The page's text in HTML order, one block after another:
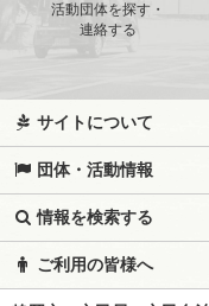
活動団体を探す・
連絡する
サイトについて
団体・活動情報
情報を検索する
ご利用の皆様へ